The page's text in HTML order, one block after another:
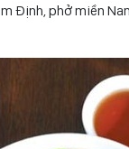
Định, phở miền